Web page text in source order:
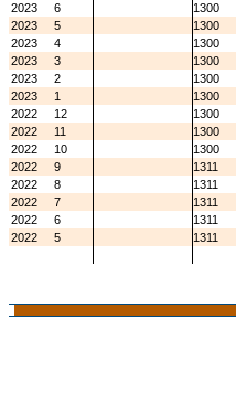
2023
6 1300
2023
5 1300
2023
4 1300
2023
3 1300
2023
2 1300
2023
1 1300
2022
12 1300
2022
11 1300
2022
10 1300
2022
9 1311
2022
8 1311
2022
7 1311
2022
6 1311
2022
5 1311